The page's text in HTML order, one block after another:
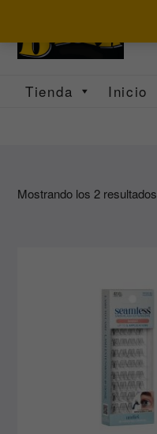
contenido
Tienda Inicio
Mostrando los 2 resultados